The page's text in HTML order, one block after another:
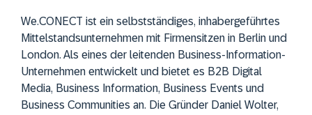
We.CONECT ist ein selbstständiges, inhabergeführtes
Mittelstandsunternehmen mit Firmensitzen in Berlin und
London. Als eines der leitenden Business-Information-
Unternehmen entwickelt und bietet es B2B Digital
Media, Business Information, Business Events und
Business Communities an. Die Gründer Daniel Wolter,